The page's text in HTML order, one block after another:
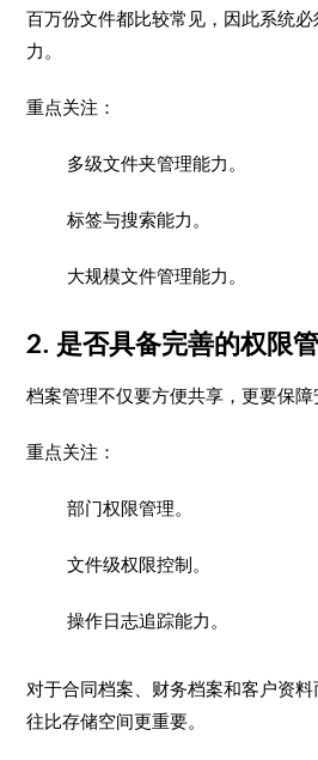
百万份文件都比较常见，因此系统
力。
重点关注：
多级文件夹管理能力。
标签与搜索能力。
大规模文件管理能力。
2. 是否具备完善的权限
档案管理不仅要方便共享，更要保障
重点关注：
部门权限管理。
文件级权限控制。
操作日志追踪能力。
对于合同档案、财务档案和客户资
往比存储空间更重要。